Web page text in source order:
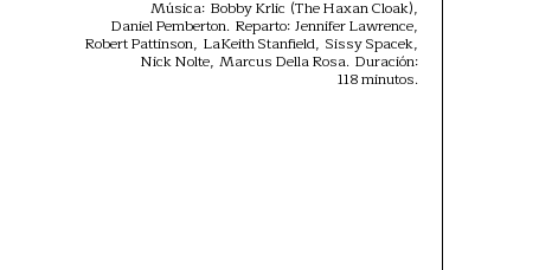
Música: Bobby Krlic (The Haxan Cloak),
Daniel Pemberton. Reparto: Jennifer Lawrence,
Robert Pattinson, LaKeith Stanfield, Sissy Spacek,
Nick Nolte, Marcus Della Rosa. Duración:
118 minutos.